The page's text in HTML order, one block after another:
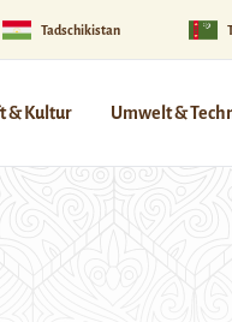
Tadschikistan
& Kultur Umwelt &